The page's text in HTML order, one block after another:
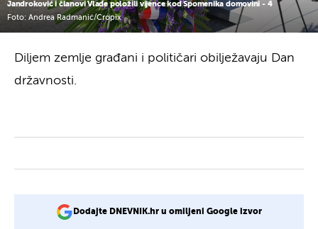
Jandroković i članovi Vlade položili vijence kod Spomenika domovini - 4
Foto: Andrea Radmanić/Cropix
Diljem zemlje građani i političari obilježavaju Dan
državnosti.
Dodajte DNEVNIK.hr u omiljeni Google izvor